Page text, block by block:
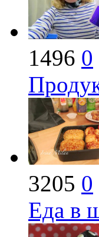
1496 0
3205 0
Еда в